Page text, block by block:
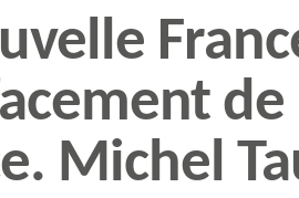
Michel